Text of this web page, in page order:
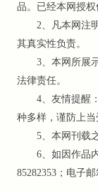
品。已经本网授
2、凡本网注明“
其真实性负责。
3、本网所展示
法律责任。
4、友情提醒：
种多样，谨防上当
5、本网刊载之
6、如因作品内
85282353；电子邮